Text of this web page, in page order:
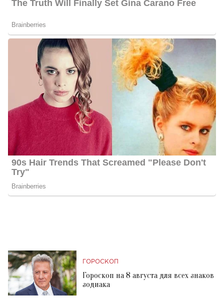
ГОРОСКОП
Гороскоп на 8 августа для всех знаков
зодиака